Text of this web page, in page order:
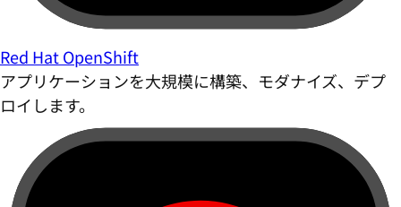
Red Hat OpenShift
アプリケーションを大規模に構築、モダナイズ、デプ
ロイします。